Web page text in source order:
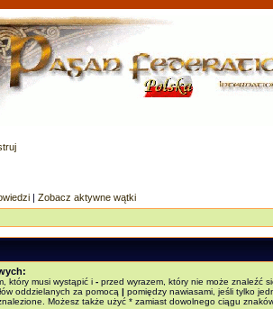
| Zobacz aktywne wątki
który musi wystąpić i - przed wyrazem, który nie może znaleźć
oddzielanych za pomocą | pomiędzy nawiasami, jeśli tylko
Możesz także użyć * zamiast dowolnego ciągu